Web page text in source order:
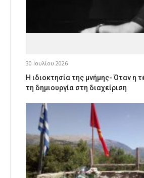
30 Ιουλίου 2026
Η ιδιοκτησία της μνήμης- Όταν η
τη δημιουργία στη διαχείριση